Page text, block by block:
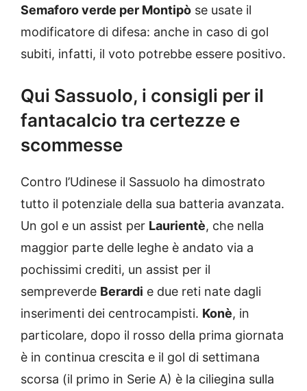
Semaforo verde per Montipò se usate il
modificatore di difesa: anche in caso di gol
subiti, infatti, il voto potrebbe essere positivo.
Qui Sassuolo, i consigli per il
fantacalcio tra certezze e
scommesse
Contro l’Udinese il Sassuolo ha dimostrato
tutto il potenziale della sua batteria avanzata.
Un gol e un assist per Laurientè, che nella
maggior parte delle leghe è andato via a
pochissimi crediti, un assist per il
sempreverde Berardi e due reti nate dagli
inserimenti dei centrocampisti. Konè, in
particolare, dopo il rosso della prima giornata
è in continua crescita e il gol di settimana
scorsa (il primo in Serie A) è la ciliegina sulla